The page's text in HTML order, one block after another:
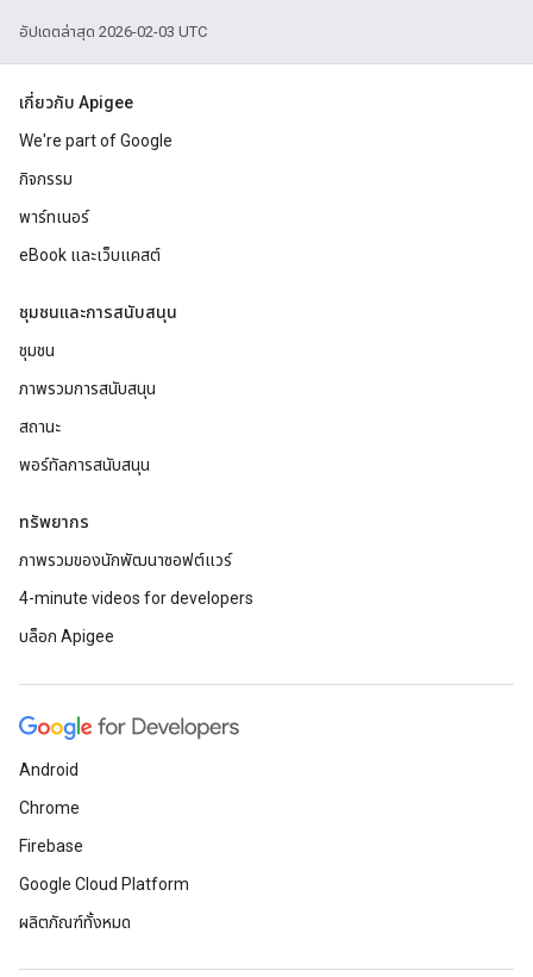
อัปเดตล่าสุด 2026-02-03 UTC
เกี่ยวกับ Apigee
We're part of Google
กิจกรรม
พาร์ทเนอร์
eBook และเว็บแคสต์
ชุมชนและการสนับสนุน
ชุมชน
ภาพรวมการสนับสนุน
สถานะ
พอร์ทัลการสนับสนุน
ทรัพยากร
ภาพรวมของนักพัฒนาซอฟต์แวร์
4-minute videos for developers
บล็อก Apigee
Android
Chrome
Firebase
Google Cloud Platform
ผลิตภัณฑ์ทั้งหมด